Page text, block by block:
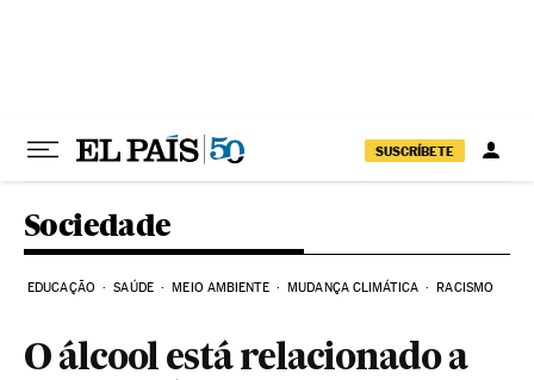
SUSCRÍBETE
Sociedade
EDUCAÇÃO SAÚDE MEIO AMBIENTE MUDANÇA CLIMÁTICA RACISMO
O álcool está relacionado a